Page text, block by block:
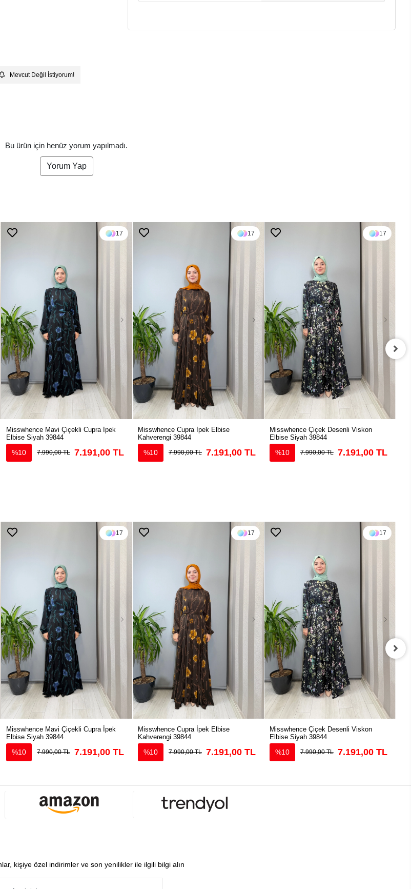
Mevcut Değil İstiyorum!
Bu ürün için henüz yorum yapılmadı.
Yorum Yap
17
Misswhence Mavi Çiçekli Cupra İpek
Elbise Siyah 39844
%10 7.990,00 TL 7.191,00 TL
17
Misswhence Cupra İpek Elbise
Kahverengi 39844
%10 7.990,00 TL 7.191,00 TL
17
Misswhence Çiçek Desenli Viskon
Elbise Siyah 39844
%10 7.990,00 TL 7.191,00 TL
17
Misswhence Mavi Çiçekli Cupra İpek
Elbise Siyah 39844
%10 7.990,00 TL 7.191,00 TL
17
Misswhence Cupra İpek Elbise
Kahverengi 39844
%10 7.990,00 TL 7.191,00 TL
17
Misswhence Çiçek Desenli Viskon
Elbise Siyah 39844
%10 7.990,00 TL 7.191,00 TL
kişiye özel indirimler ve son yenilikler ile ilgili bilgi alın